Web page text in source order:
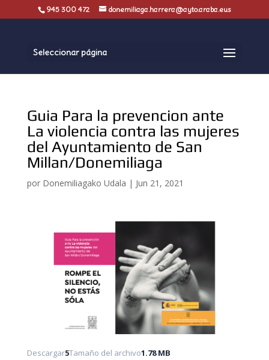
945 300 472 donemiliaga.harrera@ayto.araba.eus
Seleccionar página
Guia Para la prevencion ante
La violencia contra las mujeres
del Ayuntamiento de San
Millan/Donemiliaga
por Donemiliagako Udala | Jun 21, 2021
Descargar5Tamaño del archivo1.78 MB